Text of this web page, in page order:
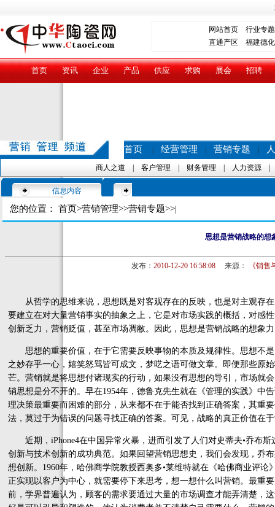
网站首页
行业专题
直通产区 福建德化
首页 资讯 企业 产品 供应 求购 展会 招聘
首页 经营管理 营销专题
商人之道 客户管理 财务管理 人力资源
信息内容
您的位置： 首页>营销管理>>营销专题>>|
思想是营销战略的想
发布： 2010-12-20 16:58:08来源： 《销售
从哲学的思维来说，思想既是对客观存在的反映，也是对主观存
要建立在对大量营销事实的抽象之上，它是对市场实践的概括，对感
创新乏力，营销贬值，甚至市场凋敝。因此，思想是营销战略的想象
思想的重要价值，在于它需要反映事物的本质及规律性。思想不
之妙存乎一心，嬉笑怒骂皆可成文，梦呓之语可做文章。即便那些原
芒。营销就是将思想付诸现实的行动，如果没有思想的导引，市场就
销思想是分不开的。早在1954年，德鲁克先生就在《管理的实践》中
理决策最重要而困难的部分，从来都不在于能否找到正确答案，其重
法，莫过于为错误的问题寻找正确的答案。可见，战略的真正价值在
近期，iPhone4在中国异常火暴，进而引发了人们对史蒂夫•乔布斯
创新与技术创新的成功典范。如果回望营销思想史，我们会发现，乔
想创新。1960年，哈佛商学院教授西奥多•莱维特就在《哈佛商业评
正实现以客户为中心，就需要停下来思考，想一想什么叫营销。最重
前，学界普遍认为，顾客的需求要通过大量的市场调查才能弄清楚，